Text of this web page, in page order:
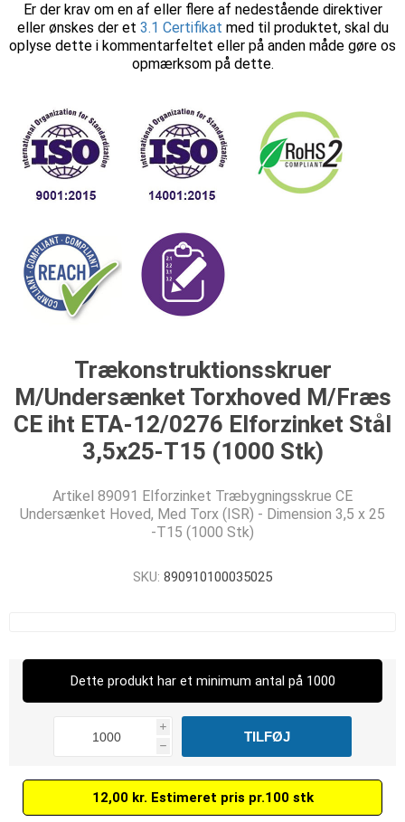
Er der krav om en af eller flere af nedestående direktiver
eller ønskes der et 3.1 Certifikat med til produktet, skal du
oplyse dette i kommentarfeltet eller på anden måde gøre os
opmærksom på dette.
Trækonstruktionsskruer
M/Undersænket Torxhoved M/Fræs
CE iht ETA-12/0276 Elforzinket Stål
3,5x25-T15 (1000 Stk)
Artikel 89091 Elforzinket Træbygningsskrue CE
Undersænket Hoved, Med Torx (ISR) - Dimension 3,5 x 25
-T15 (1000 Stk)
SKU: 890910100035025
Dette produkt har et minimum antal på 1000
i
h
12,00 kr. Estimeret pris pr.100 stk